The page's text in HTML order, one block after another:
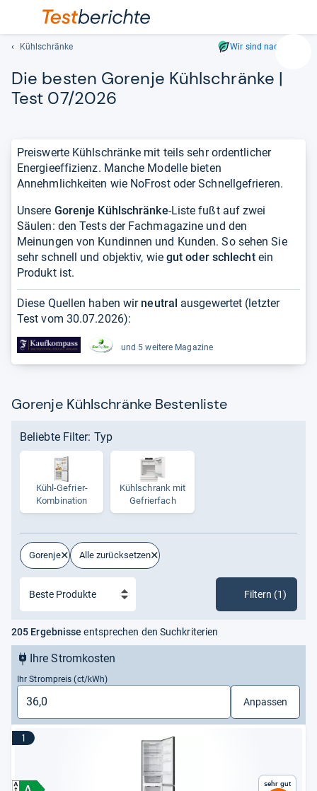
Geben
sich
Kühlschränke Wir sind nachhaltig
Die bes­ten Gorenje Kühl­schränke |
Test 07/2026
Preiswerte Kühlschränke mit teils sehr ordentlicher
Energieeffizienz. Manche Modelle bieten
Annehmlichkeiten wie NoFrost oder Schnellgefrieren.
Unsere Gorenje Kühlschränke-Liste fußt auf zwei
Säulen: den Tests der Fachmagazine und den
Meinungen von Kundinnen und Kunden. So sehen Sie
sehr schnell und objektiv, wie gut oder schlechtein
Produkt ist.
Diese Quellen haben wir neutral ausgewertet (letzter
Test vom 30.07.2026):
und 5 weitere Magazine
Gorenje Kühlschränke Bestenliste
Beliebte Filter: Typ
Kühl-​Gefrier-​
Kom­bi­na­tion
Kühl­schrank mit
Gefrier­fach
Gorenje Alle zurücksetzen
Filtern (1)
205 Ergebnisse entsprechen den Suchkriterien
Ihre Stromkosten
Ihr Strompreis (ct/kWh)
Anpassen
1
Sehr gut